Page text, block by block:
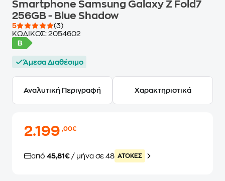
Smartphone Samsung Galaxy Z Fold7
256GB - Blue Shadow
5
(3)
ΚΩΔΙΚΟΣ: 2054602
Άμεσα Διαθέσιμο
Αναλυτική Περιγραφή Χαρακτηριστικά
2.199,00€
από 45,81€ / μήνα σε 48 ATOKEΣ